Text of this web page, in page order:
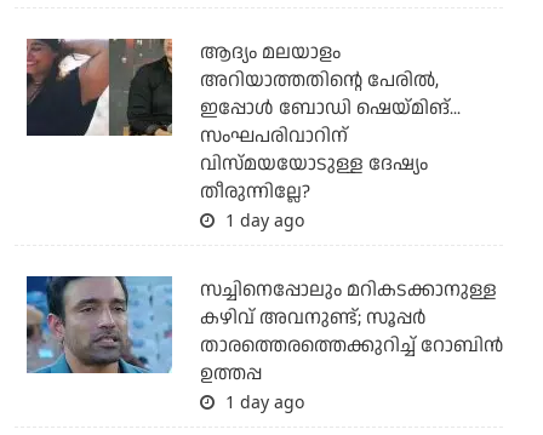
ആദ്യം മലയാളം
അറിയാത്തതിന്റെ പേരില്‍,
ഇപ്പോള്‍ ബോഡി ഷെയ്മിങ്...
സംഘപരിവാറിന്
വിസ്മയയോടുള്ള ദേഷ്യം
തീരുന്നില്ലേ?
1 day ago
സച്ചിനെപ്പോലും മറികടക്കാനുള്ള
കഴിവ് അവനുണ്ട്; സൂപ്പര്‍
താരത്തെരത്തെക്കുറിച്ച് റോബിന്‍
ഉത്തപ്പ
1 day ago